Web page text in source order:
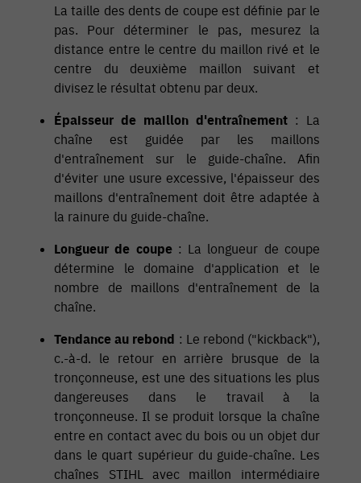
La taille des dents de coupe est définie par le
pas. Pour déterminer le pas, mesurez la
distance entre le centre du maillon rivé et le
centre du deuxième maillon suivant et
divisez le résultat obtenu par deux.
Épaisseur de maillon d'entraînement: La
chaîne est guidée par les maillons
d'entraînement sur le guide-chaîne. Afin
d'éviter une usure excessive, l'épaisseur des
maillons d'entraînement doit être adaptée à
la rainure du guide-chaîne.
Longueur de coupe: La longueur de coupe
détermine le domaine d'application et le
nombre de maillons d'entraînement de la
chaîne.
Tendance au rebond : Le rebond ("kickback"),
c.-à-d. le retour en arrière brusque de la
tronçonneuse, est une des situations les plus
dangereuses dans le travail à la
tronçonneuse. Il se produit lorsque la chaîne
entre en contact avec du bois ou un objet dur
dans le quart supérieur du guide-chaîne. Les
chaînes STIHL avec maillon intermédiaire